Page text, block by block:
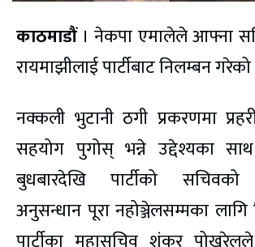
काठमाडौं। नेकपा एमालेले आफ्ना
रायमाझीलाई पार्टीबाट निलम्बन
नक्कली भुटानी ठगी प्रकरणमा
सहयोग पुगोस् भन्ने उद्देश्यका साथ
बुधबारदेखि पार्टीको सचिवको
अनुसन्धान पूरा नहोञ्जेलसम्मका